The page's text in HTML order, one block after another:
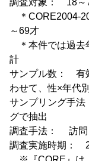
＊CORE2004-
～69才
＊本件では過去
計
サンプル数： 有
わせて、性×年代
サンプリング手
グで抽出
調査手法： 訪問
調査実施時期：